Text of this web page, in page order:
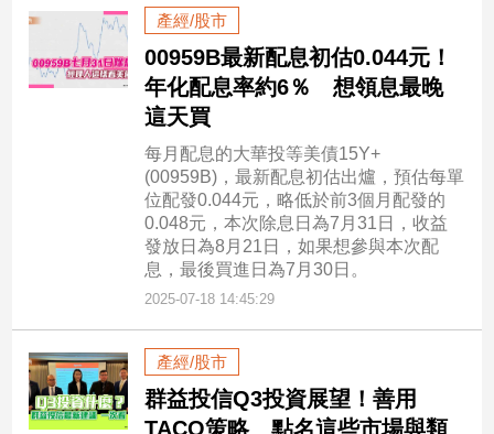
產經/股市
00959B最新配息初估0.044元！
年化配息率約6％ 想領息最晚
這天買
每月配息的大華投等美債15Y+
(00959B)，最新配息初估出爐，預估每單
位配發0.044元，略低於前3個月配發的
0.048元，本次除息日為7月31日，收益
發放日為8月21日，如果想參與本次配
息，最後買進日為7月30日。
2025-07-18 14:45:29
產經/股市
群益投信Q3投資展望！善用
TACO策略 點名這些市場與類